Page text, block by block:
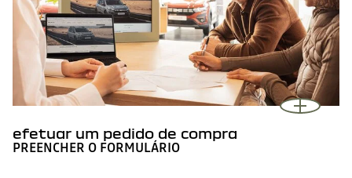
efetuar um pedido de compra
PREENCHER O FORMULÁRIO